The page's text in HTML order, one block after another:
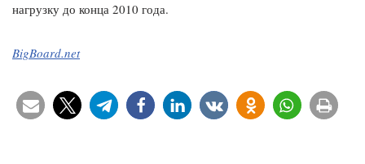
нагрузку до конца 2010 года.
BigBoard.net